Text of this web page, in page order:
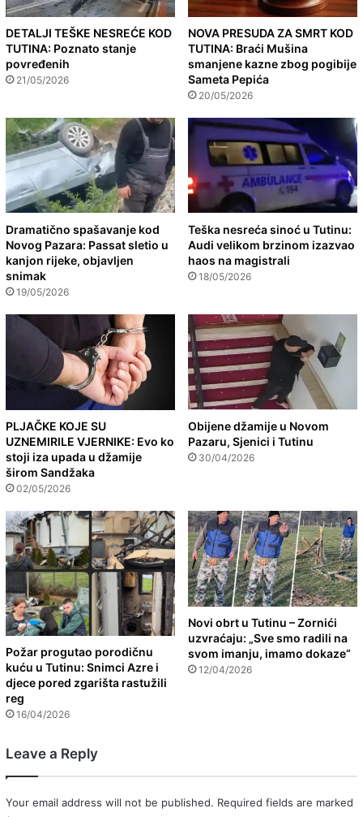
DETALJI TEŠKE NESREĆE KOD
TUTINA: Poznato stanje
povređenih
21/05/2026
NOVA PRESUDA ZA SMRT KOD
TUTINA: Braći Mušina
smanjene kazne zbog pogibije
Sameta Pepića
20/05/2026
Dramatično spašavanje kod
Novog Pazara: Passat sletio u
kanjon rijeke, objavljen
snimak
19/05/2026
Teška nesreća sinoć u Tutinu:
Audi velikom brzinom izazvao
haos na magistrali
18/05/2026
PLJAČKE KOJE SU
UZNEMIRILE VJERNIKE: Evo ko
stoji iza upada u džamije
širom Sandžaka
02/05/2026
Obijene džamije u Novom
Pazaru, Sjenici i Tutinu
30/04/2026
Požar progutao porodičnu
kuću u Tutinu: Snimci Azre i
djece pored zgarišta rastužili
reg
16/04/2026
Novi obrt u Tutinu – Zornići
uzvraćaju: „Sve smo radili na
svom imanju, imamo dokaze“
12/04/2026
Leave a Reply
Your email address will not be published. Required fields are marked